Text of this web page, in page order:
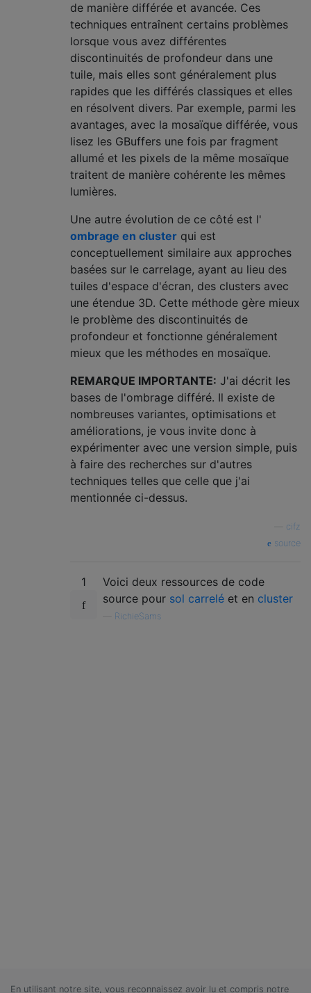
de manière différée et avancée. Ces
techniques entraînent certains problèmes
lorsque vous avez différentes
discontinuités de profondeur dans une
tuile, mais elles sont généralement plus
rapides que les différés classiques et elles
en résolvent divers. Par exemple, parmi les
avantages, avec la mosaïque différée, vous
lisez les GBuffers une fois par fragment
allumé et les pixels de la même mosaïque
traitent de manière cohérente les mêmes
lumières.
Une autre évolution de ce côté est l'
ombrage en cluster qui est
conceptuellement similaire aux approches
basées sur le carrelage, ayant au lieu des
tuiles d'espace d'écran, des clusters avec
une étendue 3D. Cette méthode gère mieux
le problème des discontinuités de
profondeur et fonctionne généralement
mieux que les méthodes en mosaïque.
REMARQUE IMPORTANTE: J'ai décrit les
bases de l'ombrage différé. Il existe de
nombreuses variantes, optimisations et
améliorations, je vous invite donc à
expérimenter avec une version simple, puis
à faire des recherches sur d'autres
techniques telles que celle que j'ai
mentionnée ci-dessus.
cifz
source
1
Voici deux ressources de code
source pour sol carrelé et en cluster
RichieSams
En utilisant notre site, vous reconnaissez avoir lu et compris notre